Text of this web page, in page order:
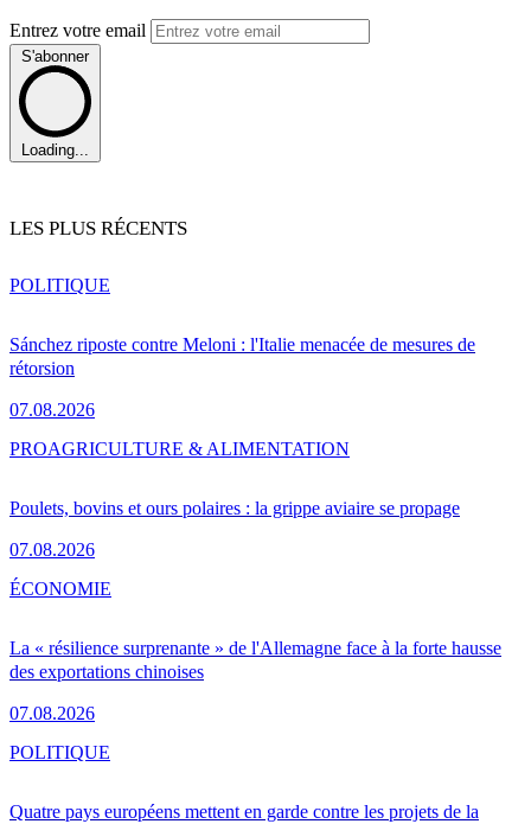
Entrez votre email
S'abonner
Loading...
LES PLUS RÉCENTS
Sánchez riposte contre Meloni : l'Italie menacée de mesures de
rétorsion
07.08.2026
POLITIQUE
Poulets, bovins et ours polaires : la grippe aviaire se propage
07.08.2026
PROAGRICULTURE & ALIMENTATION
La « résilience surprenante » de l'Allemagne face à la forte hausse
des exportations chinoises
07.08.2026
ÉCONOMIE
Quatre pays européens mettent en garde contre les projets de la
POLITIQUE